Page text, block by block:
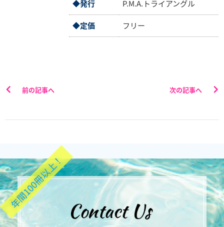
◆発行 P.M.A.トライアングル
◆定価 フリー
前の記事へ 次の記事へ
年間100冊以上！